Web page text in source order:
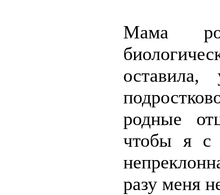
Мама
родные
чтобы я с
разу меня